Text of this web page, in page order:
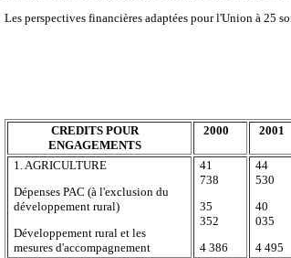
Les perspectives financières adaptées pour l'Union à 25
CREDITS POUR
ENGAGEMENTS
2000 2001
1. AGRICULTURE
Dépenses PAC (à l'exclusion du
développement rural)
Développement rural et les
mesures d'accompagnement
41
738
35
352
4 386
44
530
40
035
4 495